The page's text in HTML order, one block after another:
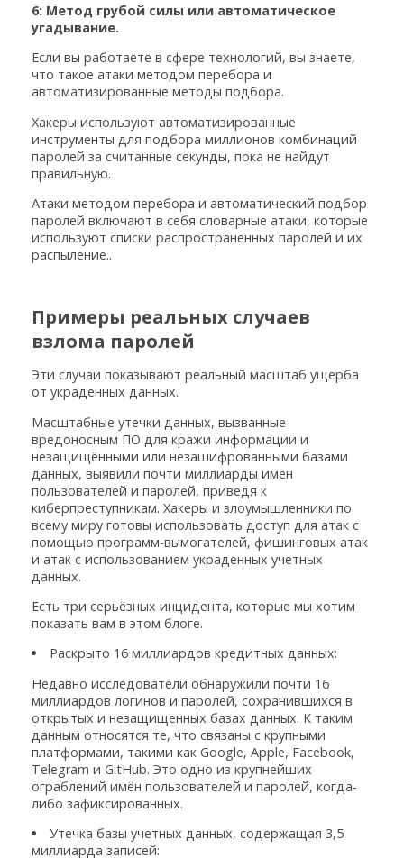
6: Метод грубой силы или автоматическое
угадывание.
Если вы работаете в сфере технологий, вы знаете,
что такое атаки методом перебора и
автоматизированные методы подбора.
Хакеры используют автоматизированные
инструменты для подбора миллионов комбинаций
паролей за считанные секунды, пока не найдут
правильную.
Атаки методом перебора и автоматический подбор
паролей включают в себя словарные атаки, которые
используют списки распространенных паролей и их
распыление..
Примеры реальных случаев
взлома паролей
Эти случаи показывают реальный масштаб ущерба
от украденных данных.
Масштабные утечки данных, вызванные
вредоносным ПО для кражи информации и
незащищёнными или незашифрованными базами
данных, выявили почти миллиарды имён
пользователей и паролей, приведя к
киберпреступникам. Хакеры и злоумышленники по
всему миру готовы использовать доступ для атак с
помощью программ-вымогателей, фишинговых атак
и атак с использованием украденных учетных
данных.
Есть три серьёзных инцидента, которые мы хотим
показать вам в этом блоге.
Раскрыто 16 миллиардов кредитных данных:
Недавно исследователи обнаружили почти 16
миллиардов логинов и паролей, сохранившихся в
открытых и незащищенных базах данных. К таким
данным относятся те, что связаны с крупными
платформами, такими как Google, Apple, Facebook,
Telegram и GitHub. Это одно из крупнейших
ограблений имён пользователей и паролей, когда-
либо зафиксированных.
Утечка базы учетных данных, содержащая 3,5
миллиарда записей: